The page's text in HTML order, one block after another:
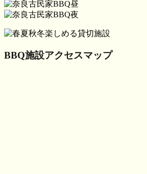
BBQ施設アクセスマップ